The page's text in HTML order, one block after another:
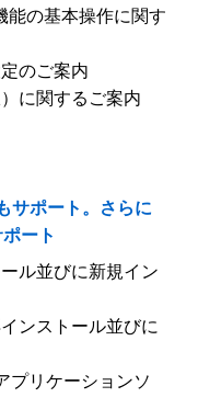
能の基本操作に関す
のご案内
に関するご案内
サポート。さらに
ート
ル並びに新規イン
ンストール並びに
プリケーションソ